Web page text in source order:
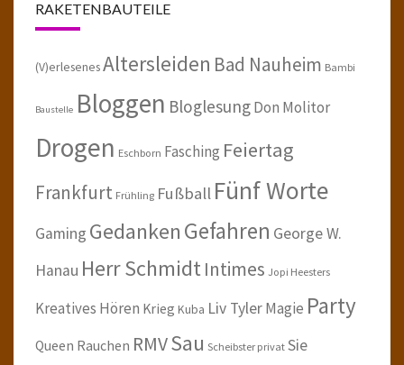
RAKETENBAUTEILE
(V)erlesenesAltersleiden Bad Nauheim Bambi
Baustelle Bloggen BloglesungDon Molitor
Drogen Eschborn Fasching Feiertag
Frankfurt Frühling Fußball Fünf Worte
Gaming GedankenGefahren George W.
Hanau Herr SchmidtIntimes Jopi Heesters
Kreatives Hören Krieg Kuba Liv TylerMagie Party
Queen Rauchen RMVSau Scheibster privat Sie